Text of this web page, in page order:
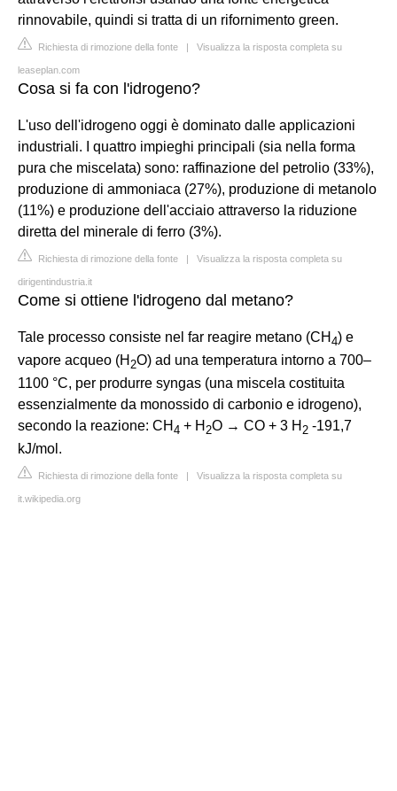
rinnovabile, quindi si tratta di un rifornimento green.
Richiesta di rimozione della fonte | Visualizza la risposta completa su
leaseplan.com
Cosa si fa con l'idrogeno?
L'uso dell'idrogeno oggi è dominato dalle applicazioni
industriali. I quattro impieghi principali (sia nella forma
pura che miscelata) sono: raffinazione del petrolio (33%),
produzione di ammoniaca (27%), produzione di metanolo
(11%) e produzione dell'acciaio attraverso la riduzione
diretta del minerale di ferro (3%).
Richiesta di rimozione della fonte | Visualizza la risposta completa su
dirigentindustria.it
Come si ottiene l'idrogeno dal metano?
Tale processo consiste nel far reagire metano (CH 4) e
vapore acqueo (H 2O) ad una temperatura intorno a 700–
1100 °C, per produrre syngas (una miscela costituita
essenzialmente da monossido di carbonio e idrogeno),
secondo la reazione: CH 4 + H 2O → CO + 3 H 2 -191,7
kJ/mol.
Richiesta di rimozione della fonte | Visualizza la risposta completa su
it.wikipedia.org